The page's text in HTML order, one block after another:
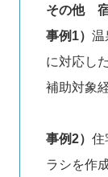
その他 宿
事例1） 温
に対応し
補助対象
事例2） 住
ラシを作